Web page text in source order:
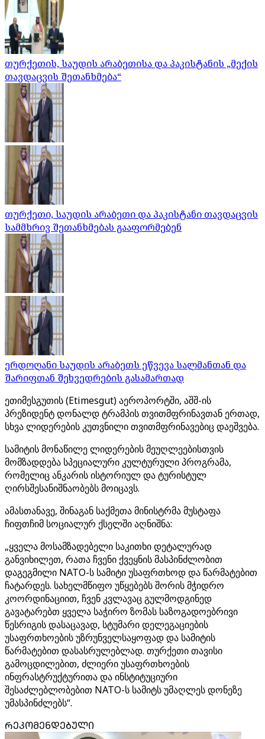
თურქეთის, საუდის არაბეთისა და პაკისტანის „მექის
თავდაცვის შეთანხმება“
თურქეთი, საუდის არაბეთი და პაკისტანი თავდაცვის
სამმხრივ შეთანხმებას გააფორმებენ
ერდოღანი საუდის არაბეთს ეწვევა სალმანთან და
შარიფთან შეხვედრების გასამართად
ეთიმესგუთის (Etimesgut) აეროპორტში, აშშ-ის
პრეზიდენტ დონალდ ტრამპის თვითმფრინავთან ერთად,
სხვა ლიდერების კუთვნილი თვითმფრინავებიც დაეშვება.
სამიტის მონაწილე ლიდერების მეუღლეებისთვის
მომზადდება სპეციალური კულტურული პროგრამა,
რომელიც ანკარის ისტორიულ და ტურისტულ
ღირსშესანიშნაობებს მოიცავს.
ამასთანავე, შინაგან საქმეთა მინისტრმა მუსტაფა
ჩიფთჩიმ სოციალურ ქსელში აღნიშნა:
„ყველა მოსამზადებელი საკითხი დეტალურად
განვიხილეთ, რათა ჩვენი ქვეყნის მასპინძლობით
დაგეგმილი NATO-ს სამიტი უსაფრთხოდ და წარმატებით
ჩატარდეს. სახელმწიფო უწყებებს შორის მჭიდრო
კოორდინაციით, ჩვენ კვლავაც გულმოდგინედ
გავატარებთ ყველა საჭირო ზომას საზოგადოებრივი
წესრიგის დასაცავად, სტუმარი დელეგაციების
უსაფრთხოების უზრუნველსაყოფად და სამიტის
წარმატებით დასასრულებლად. თურქეთი თავისი
გამოცდილებით, ძლიერი უსაფრთხოების
ინფრასტრუქტურითა და ინსტიტუციური
შესაძლებლობებით NATO-ს სამიტს უმაღლეს დონეზე
უმასპინძლებს“.
ᲠᲔᲙᲝᲛᲔᲜᲓᲔᲑᲣᲚᲘ